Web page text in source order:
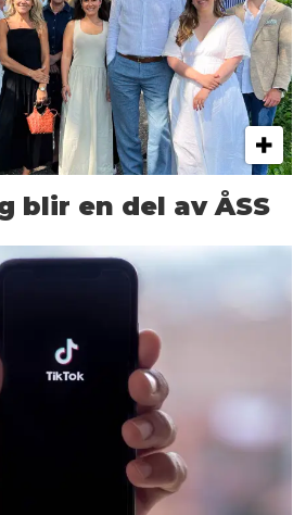
blir en del av ÅSS